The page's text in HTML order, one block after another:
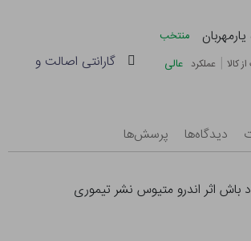
منتخب
کالا | عملکرد عالی گارانتی اصالت و
دیدگاه‌ها پرسش‌ها
اثر اندرو متیوس نشر تیموری